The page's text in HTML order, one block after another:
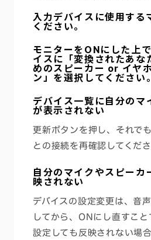
入力デバイスに使用する
ください。
モニターをONにした上
イスに「変換されたあな
めのスピーカー or イヤ
ン」を選択してください。
デバイス一覧に自分のマ
が表示されない
更新ボタンを押し、それで
との接続を再確認してくださ
自分のマイクやスピーカ
映されない
デバイスの設定変更は、音
してから、ONにし直すこと
設定しても反映されない場